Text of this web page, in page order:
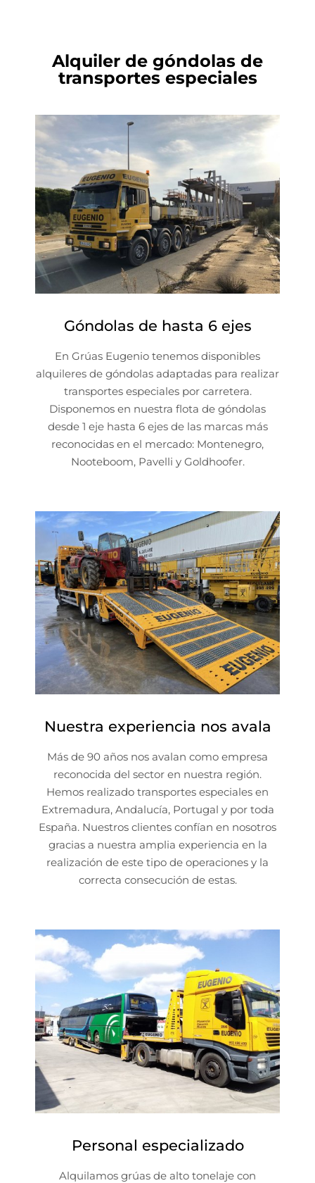
Alquiler de góndolas de
transportes especiales
Góndolas de hasta 6 ejes
En Grúas Eugenio tenemos disponibles
alquileres de góndolas adaptadas para realizar
transportes especiales por carretera.
Disponemos en nuestra flota de góndolas
desde 1 eje hasta 6 ejes de las marcas más
reconocidas en el mercado: Montenegro,
Nooteboom, Pavelli y Goldhoofer.
Nuestra experiencia nos avala
Más de 90 años nos avalan como empresa
reconocida del sector en nuestra región.
Hemos realizado transportes especiales en
Extremadura, Andalucía, Portugal y por toda
España. Nuestros clientes confían en nosotros
gracias a nuestra amplia experiencia en la
realización de este tipo de operaciones y la
correcta consecución de estas.
Personal especializado
Alquilamos grúas de alto tonelaje con